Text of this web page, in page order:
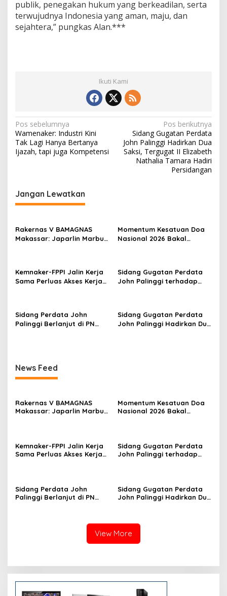
publik, penegakan hukum yang berkeadilan, serta
terwujudnya Indonesia yang aman, maju, dan
sejahtera,” pungkas Alan.***
Ikuti Kami
N
a
v
a
i
p
s
Pos sebelumnya
Wamenaker: Industri Kini
Tak Lagi Hanya Bertanya
Ijazah, tapi juga Kompetensi
Pos berikutnya
Sidang Gugatan Perdata
John Palinggi Hadirkan Dua
Saksi, Tergugat II Elizabeth
Nathalia Tamara Hadiri
Persidangan
Jangan Lewatkan
Rakernas V BAMAGNAS
Makassar: Japarlin Marbun
Momentum Kesatuan Doa
Nasional 2026 Bakal
Kemnaker-FPPI Jalin Kerja
Sama Perluas Akses Kerja
Sidang Gugatan Perdata
John Palinggi terhadap
Sidang Perdata John
Palinggi Berlanjut di PN
Sidang Gugatan Perdata
John Palinggi Hadirkan Dua
News Feed
Rakernas V BAMAGNAS
Makassar: Japarlin Marbun
Momentum Kesatuan Doa
Nasional 2026 Bakal
Kemnaker-FPPI Jalin Kerja
Sama Perluas Akses Kerja
Sidang Gugatan Perdata
John Palinggi terhadap
Sidang Perdata John
Palinggi Berlanjut di PN
Sidang Gugatan Perdata
John Palinggi Hadirkan Dua
View More